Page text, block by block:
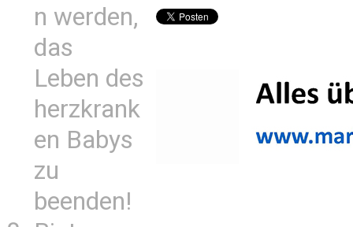
n werden,
das
Leben des
herzkrank
en Babys
zu
beenden!